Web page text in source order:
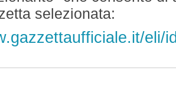
selezionata:
eli/